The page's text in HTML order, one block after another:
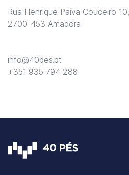
Rua Henrique Paiva Couceiro 10,
2700-453 Amadora
info@40pes.pt
+351 935 794 288